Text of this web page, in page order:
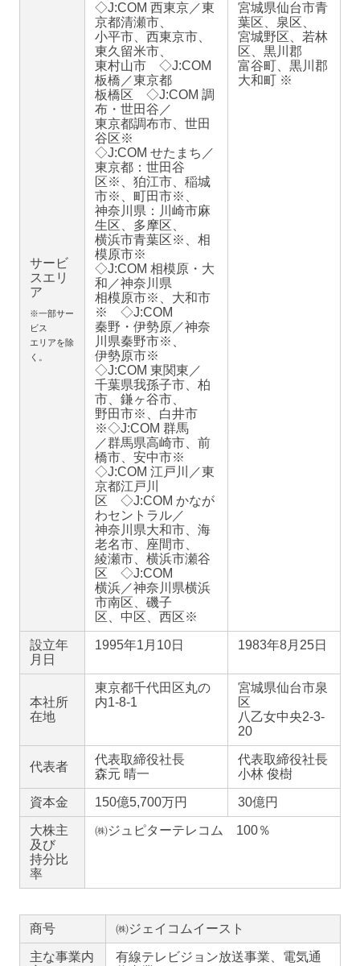
サービ
スエリ
ア
※一部サー
ビス
エリアを除
く。
◇J:COM 西東京／東
京都清瀬市、
小平市、西東京市、
東久留米市、
東村山市 ◇J:COM
板橋／東京都
板橋区 ◇J:COM 調
布・世田谷／
東京都調布市、世田
谷区※
◇J:COM せたまち／
東京都：世田谷
区※、狛江市、稲城
市※、町田市※、
神奈川県：川崎市麻
生区、多摩区、
横浜市青葉区※、相
模原市※
◇J:COM 相模原・大
和／神奈川県
相模原市※、大和市
※ ◇J:COM
秦野・伊勢原／神奈
川県秦野市※、
伊勢原市※
◇J:COM 東関東／
千葉県我孫子市、柏
市、鎌ヶ谷市、
野田市※、白井市
※◇J:COM 群馬
／群馬県高崎市、前
橋市、安中市※
◇J:COM 江戸川／東
京都江戸川
区 ◇J:COM かなが
わセントラル／
神奈川県大和市、海
老名市、座間市、
綾瀬市、横浜市瀬谷
区 ◇J:COM
横浜／神奈川県横浜
市南区、磯子
区、中区、西区※
宮城県仙台市青
葉区、泉区、
宮城野区、若林
区、黒川郡
富谷町、黒川郡
大和町 ※
設立年
月日
1995年1月10日 1983年8月25日
本社所
在地
東京都千代田区丸の
内1-8-1
宮城県仙台市泉
区
八乙女中央2-3-
20
代表者
代表取締役社長
森元 晴一
代表取締役社長
小林 俊樹
資本金 150億5,700万円 30億円
大株主
及び
持分比
率
㈱ジュピターテレコム 100％
商号 ㈱ジェイコムイースト
主な事業内
有線テレビジョン放送事業、電気通